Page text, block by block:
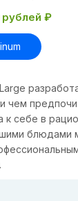
₽
чем
к себе в
блюдами